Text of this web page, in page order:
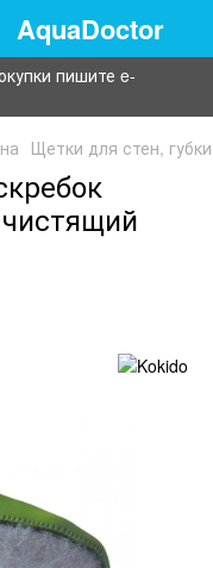
AquaDoctor
пишите e-
Щетки для стен, губки